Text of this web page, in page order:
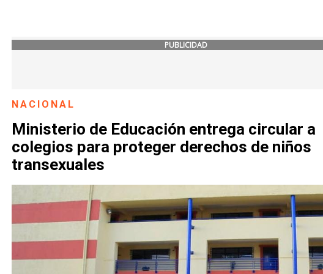
PUBLICIDAD
NACIONAL
Ministerio de Educación entrega circular a
colegios para proteger derechos de niños
transexuales